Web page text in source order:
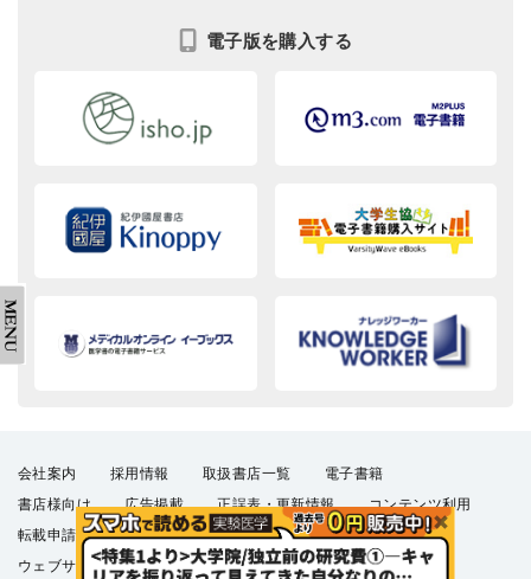
電子版を購入する
会社案内 採用情報 取扱書店一覧
電子書籍
書店様向け
広告掲載 正誤表・更新情報
コンテンツ利用
転載申請
プライバシーポリシー
羊土社会員規約
ウェブサイト利用規約
羊土社のSNS・メールマガジン